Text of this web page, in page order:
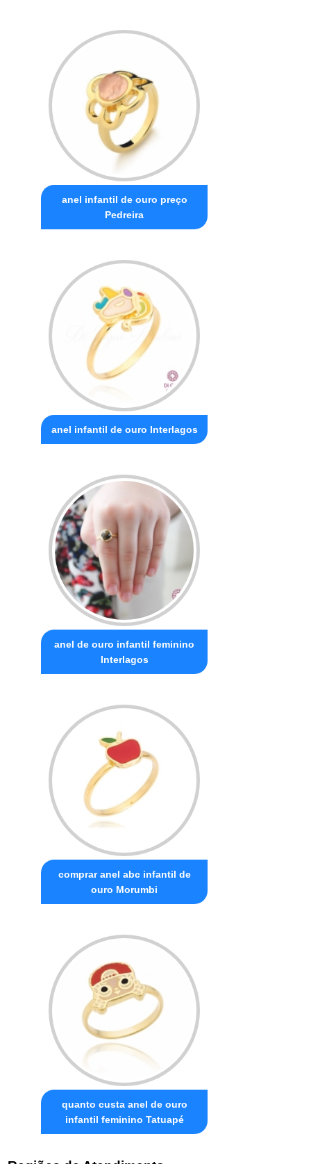
anel infantil de ouro preço
Pedreira
anel infantil de ouro Interlagos
anel de ouro infantil feminino
Interlagos
comprar anel abc infantil de
ouro Morumbi
quanto custa anel de ouro
infantil feminino Tatuapé